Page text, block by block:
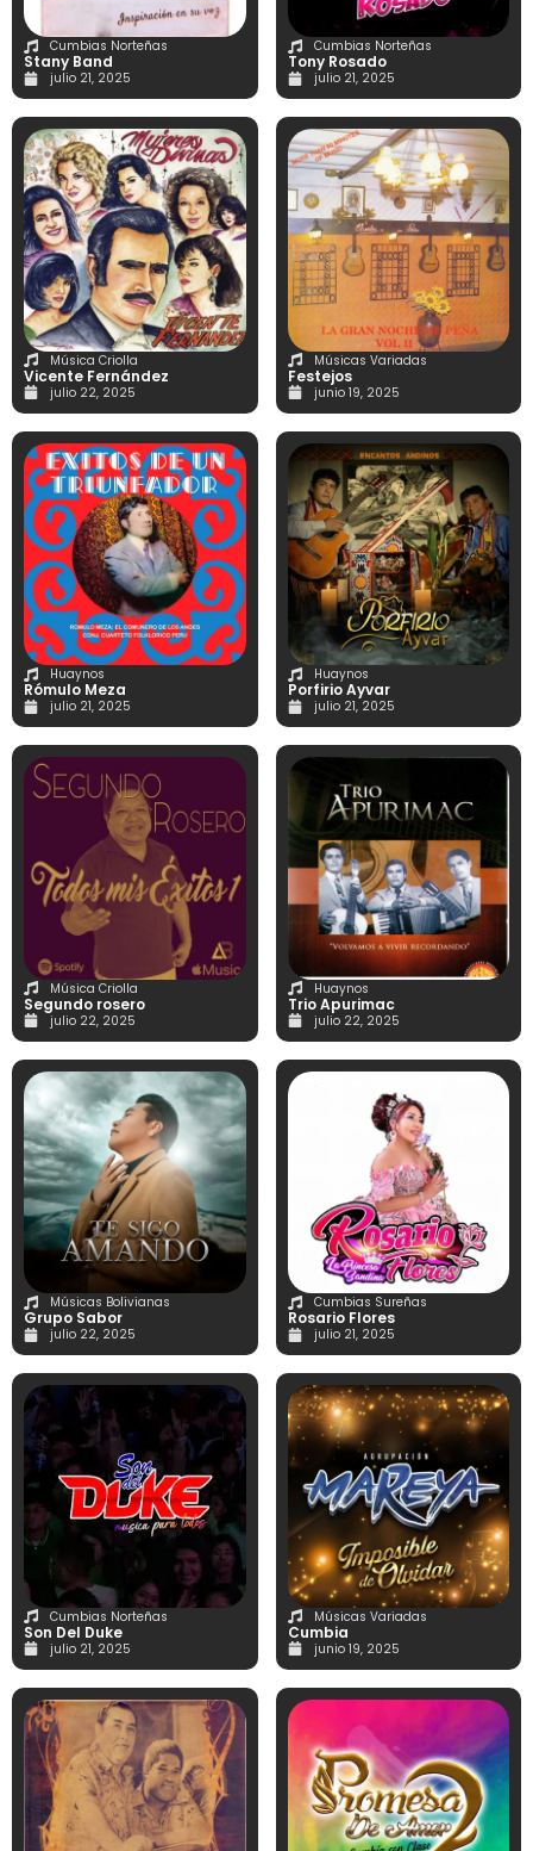
Cumbias Norteñas
Stany Band
julio 21, 2025
Cumbias Norteñas
Tony Rosado
julio 21, 2025
Música Criolla
Vicente Fernández
julio 22, 2025
Músicas Variadas
Festejos
junio 19, 2025
Huaynos
Rómulo Meza
julio 21, 2025
Huaynos
Porfirio Ayvar
julio 21, 2025
Música Criolla
Segundo rosero
julio 22, 2025
Huaynos
Trio Apurimac
julio 22, 2025
Músicas Bolivianas
Grupo Sabor
julio 22, 2025
Cumbias Sureñas
Rosario Flores
julio 21, 2025
Cumbias Norteñas
Son Del Duke
julio 21, 2025
Músicas Variadas
Cumbia
junio 19, 2025